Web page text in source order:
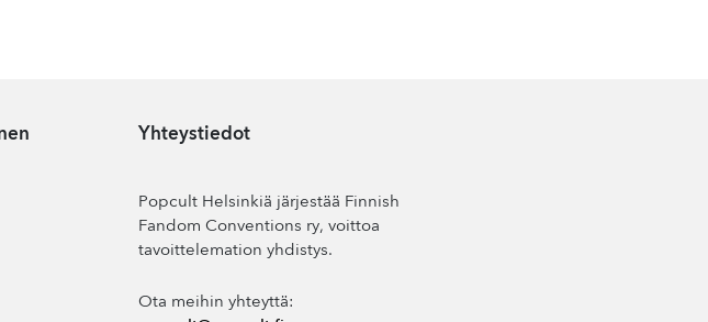
Yhteystiedot
Popcult Helsinkiä järjestää Finnish
Fandom Conventions ry, voittoa
tavoittelemation yhdistys.
Ota meihin yhteyttä: